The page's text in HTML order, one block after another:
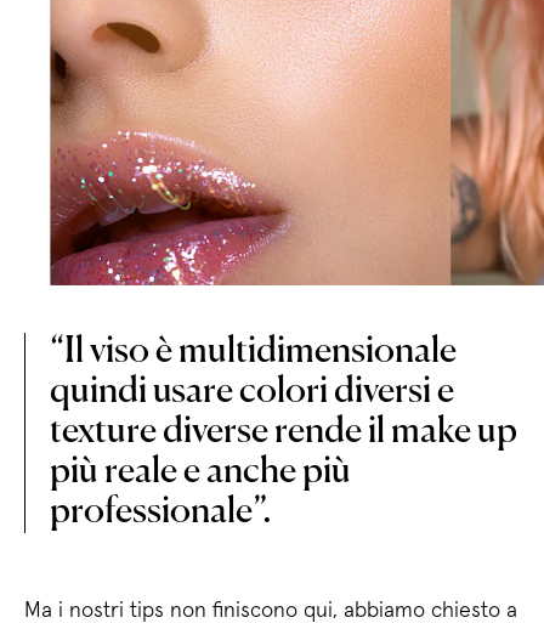
“Il viso è multidimensionale
quindi usare colori diversi e
texture diverse rende il make up
più reale e anche più
professionale”.
Ma i nostri tips non finiscono qui, abbiamo chiesto a